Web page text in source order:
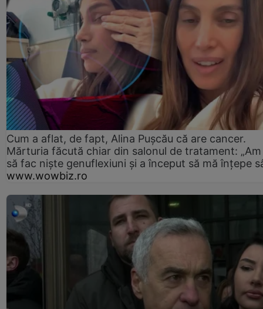
Cum a aflat, de fapt, Alina Pușcău că are cancer.
Mărturia făcută chiar din salonul de tratament:
să fac niște genuflexiuni și a început să mă înțepe
www.wowbiz.ro